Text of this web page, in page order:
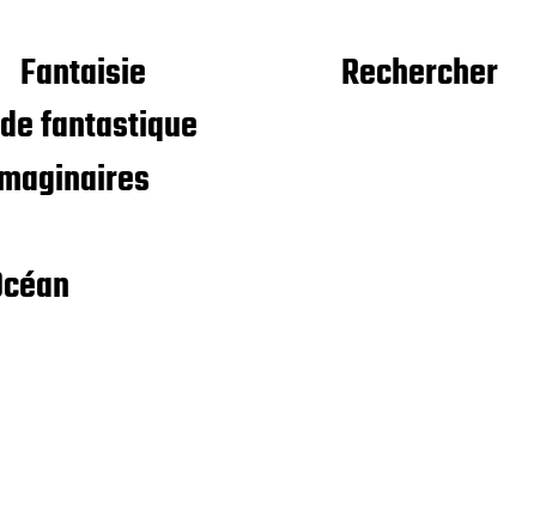
Fantaisie
fantastique
Rechercher